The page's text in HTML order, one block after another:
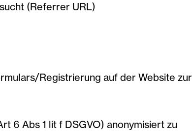
(Referrer URL)
Registrierung auf der Website zur
6 Abs 1 lit f DSGVO) anonymisiert zu